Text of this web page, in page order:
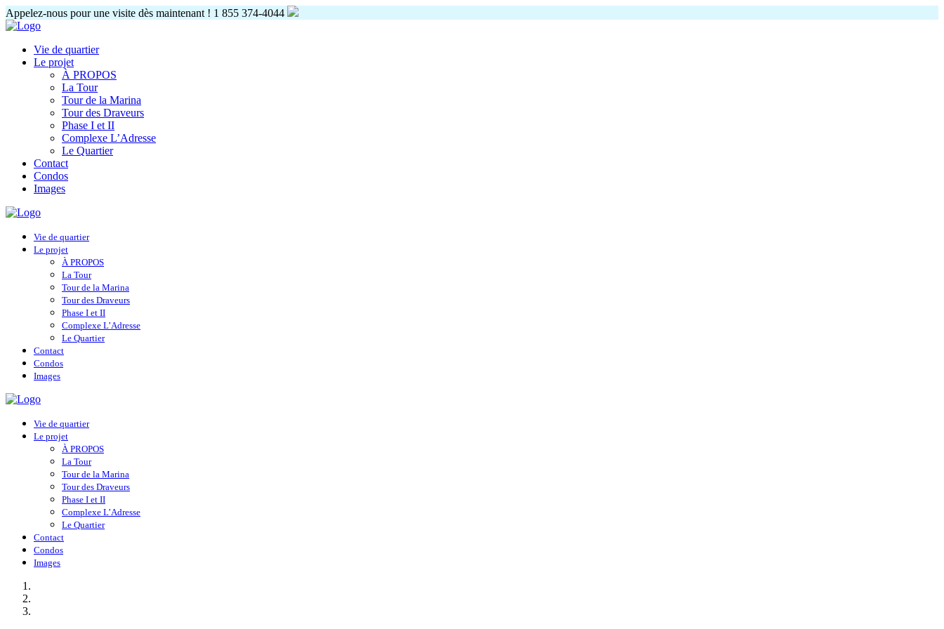
Appelez-nous pour une visite dès maintenant ! 1 855 374-4044
Vie de quartier
Le projet
À PROPOS
La Tour
Tour de la Marina
Tour des Draveurs
Phase I et II
Complexe L’Adresse
Le Quartier
Contact
Condos
Images
Vie de quartier
Le projet
À PROPOS
La Tour
Tour de la Marina
Tour des Draveurs
Phase I et II
Complexe L’Adresse
Le Quartier
Contact
Condos
Images
Vie de quartier
Le projet
À PROPOS
La Tour
Tour de la Marina
Tour des Draveurs
Phase I et II
Complexe L’Adresse
Le Quartier
Contact
Condos
Images